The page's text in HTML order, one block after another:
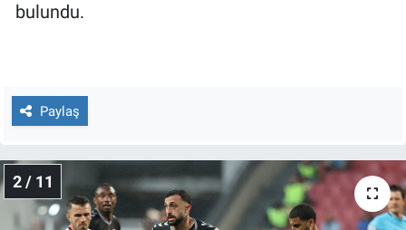
bulundu.
Paylaş
2 / 11
Canlı Yayın